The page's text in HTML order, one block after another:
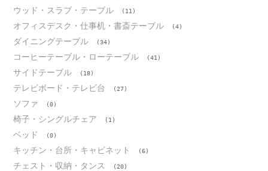
ウッド・スラブ・テーブル (11)
オフィスデスク・仕事机・書斎テーブル (4)
ダイニングテーブル (34)
コーヒーテーブル・ローテーブル (41)
サイドテーブル (18)
テレビボード・テレビ台 (27)
ソファ (0)
椅子・シングルチェア (1)
ベッド (0)
キッチン・台所・キャビネット (6)
チェスト・収納・タンス (20)